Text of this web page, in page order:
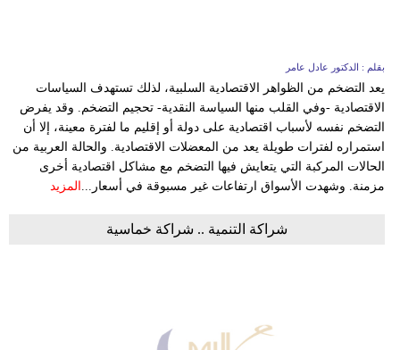
بقلم : الدكتور عادل عامر
يعد التضخم من الظواهر الاقتصادية السلبية، لذلك تستهدف السياسات
الاقتصادية -وفي القلب منها السياسة النقدية- تحجيم التضخم. وقد يفرض
التضخم نفسه لأسباب اقتصادية على دولة أو إقليم ما لفترة معينة، إلا أن
استمراره لفترات طويلة يعد من المعضلات الاقتصادية. والحالة العربية من
الحالات المركبة التي يتعايش فيها التضخم مع مشاكل اقتصادية أخرى
مزمنة. وشهدت الأسواق ارتفاعات غير مسبوقة في أسعار... المزيد
شراكة التنمية .. شراكة خماسية